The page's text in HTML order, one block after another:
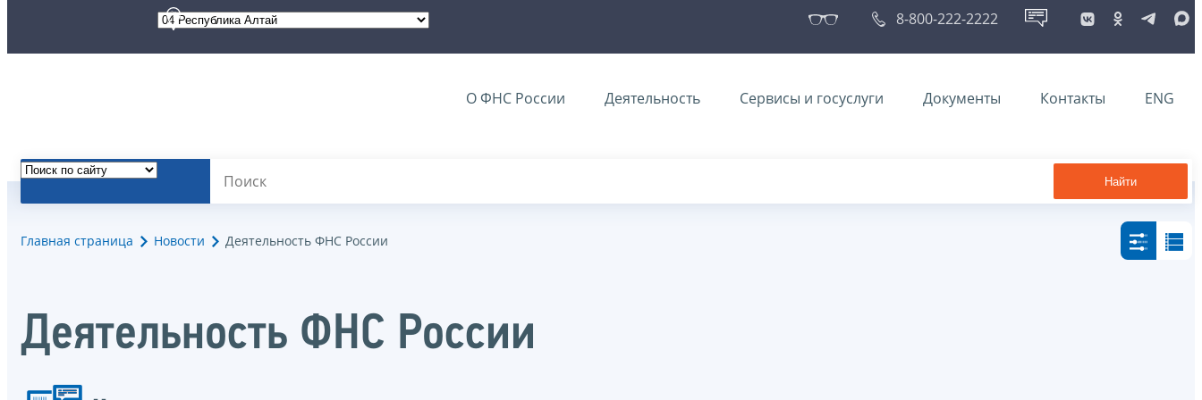
8-800-222-2222
О ФНС России Деятельность Сервисы и госуслуги Документы Контакты ENG
Найти
Главная страница Новости Деятельность ФНС России
Деятельность ФНС России